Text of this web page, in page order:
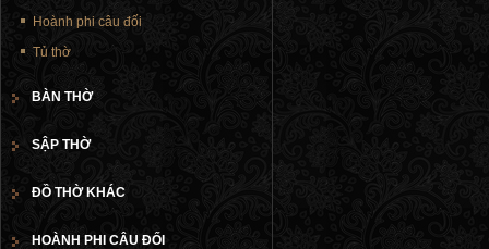
Hoành phi câu đối
Tủ thờ
BÀN THỜ
SẬP THỜ
ĐỒ THỜ KHÁC
HOÀNH PHI CÂU ĐỐI